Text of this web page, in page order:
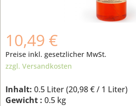
10,49 €
Preise inkl. gesetzlicher MwSt.
zzgl. Versandkosten
Inhalt: 0.5 Liter (20,98 €/ 1 Liter)
Gewicht : 0.5 kg